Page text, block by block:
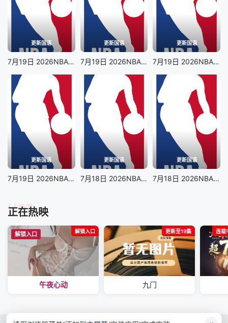
更新国语
7月19日 2026NBA夏季联赛 火箭VS灰熊
更新国语
7月19日 2026NBA夏季联赛 凯尔特人VS魔术
更新国语
7月19日 2026NBA夏季联赛 76人VS雄鹿
更新国语
7月19日 2026NBA夏季联赛 老鹰VS奇才
更新国语
7月18日 2026NBA夏季联赛 森林狼VS快船
更新国语
7月18日 2026NBA夏季联赛 活塞VS热火
正在热映
HOT
解锁入口 解锁入口
午夜心动
更新至19集
九门
连载